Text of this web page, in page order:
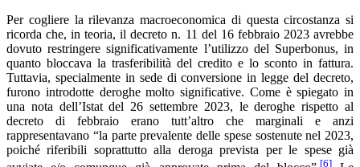
Per cogliere la rilevanza macroeconomica di questa circostanza si
ricorda che, in teoria, il decreto n. 11 del 16 febbraio 2023 avrebbe
dovuto restringere significativamente l’utilizzo del Superbonus, in
quanto bloccava la trasferibilità del credito e lo sconto in fattura.
Tuttavia, specialmente in sede di conversione in legge del decreto,
furono introdotte deroghe molto significative. Come è spiegato in
una nota dell’Istat del 26 settembre 2023, le deroghe rispetto al
decreto di febbraio erano tutt’altro che marginali e anzi
rappresentavano “la parte prevalente delle spese sostenute nel 2023,
poiché riferibili soprattutto alla deroga prevista per le spese già
[6]